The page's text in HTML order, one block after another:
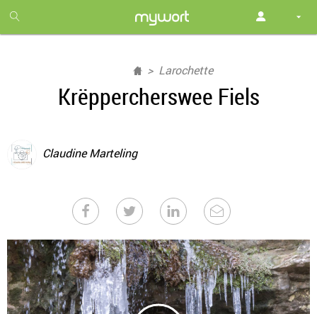
month
free
Larochette
Krëppercherswee Fiels
Claudine Marteling